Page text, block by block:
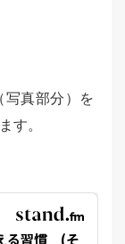
写真部分）を
す。